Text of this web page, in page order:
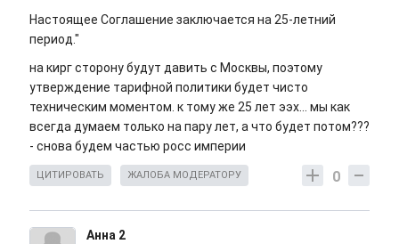
Настоящее Соглашение заключается на 25-летний
период."
на кирг сторону будут давить с Москвы, поэтому
утверждение тарифной политики будет чисто
техническим моментом. к тому же 25 лет ээх... мы как
всегда думаем только на пару лет, а что будет потом???
- снова будем частью росс империи
0
ЦИТИРОВАТЬ ЖАЛОБА МОДЕРАТОРУ
Анна 2